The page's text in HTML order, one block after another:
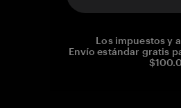
Los impuestos y
Envío estándar gratis